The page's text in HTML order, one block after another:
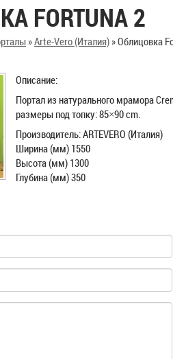
FORTUNA 2
»Arte-Vero (Италия)»Облицовка
Описание:
Портал из натурального мрамора
размеры под топку: 85×90 cm.
Производитель: ARTEVERO (Италия)
Ширина (мм) 1550
Высота (мм) 1300
Глубина (мм) 350